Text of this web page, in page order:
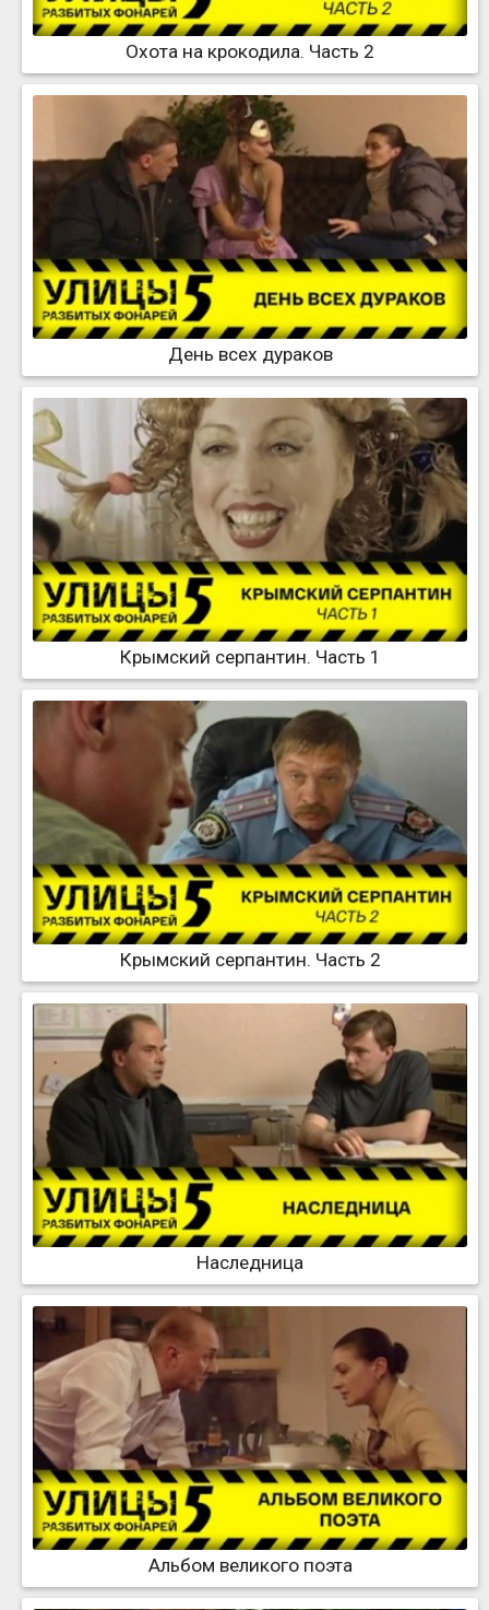
Охота на крокодила. Часть 2
День всех дураков
Крымский серпантин. Часть 1
Крымский серпантин. Часть 2
Наследница
Альбом великого поэта